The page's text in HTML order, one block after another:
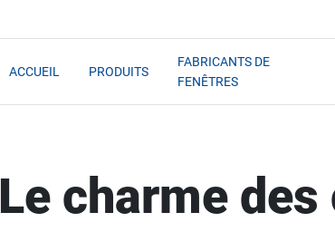
ACCUEIL PRODUITS
FABRICANTS DE
FENÊTRES
Le charme